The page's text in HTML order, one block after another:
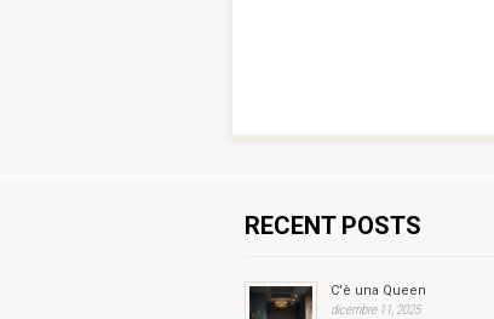
RECENT POSTS
C'è una Queen
dicembre 11, 2025